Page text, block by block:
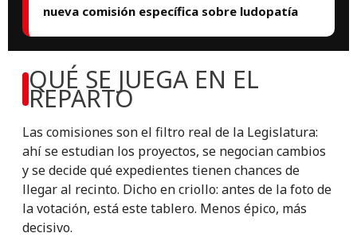
nueva comisión específica sobre ludopatía
QUÉ SE JUEGA EN EL
REPARTO
Las comisiones son el filtro real de la Legislatura:
ahí se estudian los proyectos, se negocian cambios
y se decide qué expedientes tienen chances de
llegar al recinto. Dicho en criollo: antes de la foto de
la votación, está este tablero. Menos épico, más
decisivo.